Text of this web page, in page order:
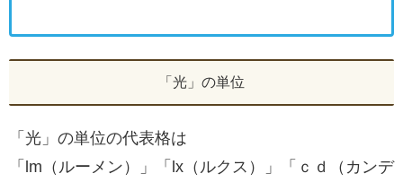
「光」の単位
「光」の単位の代表格は
「lm（ルーメン）」「lx（ルクス）」「ｃｄ（カンデ